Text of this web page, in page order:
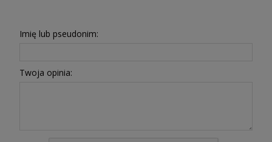
Imię lub pseudonim:
Twoja opinia: